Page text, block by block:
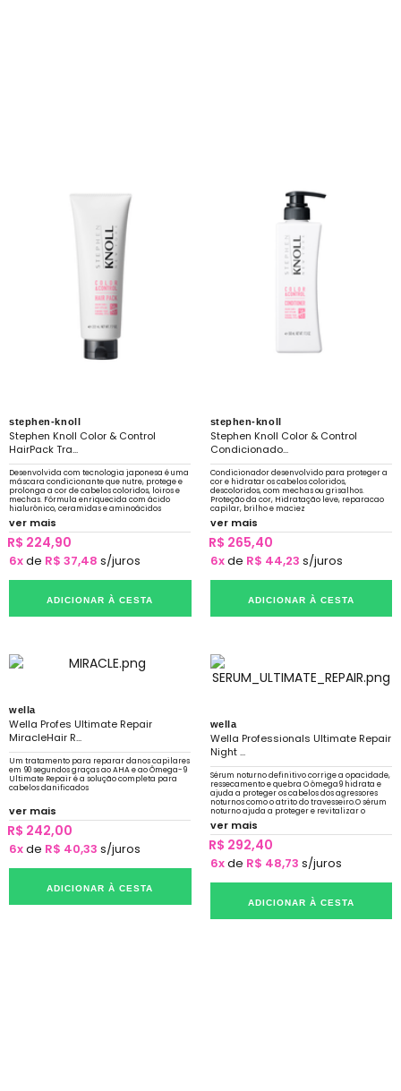
stephen-knoll
Stephen Knoll Color & Control
HairPack Tra...
Desenvolvida com tecnologia japonesa é uma
máscara condicionante que nutre, protege e
prolonga a cor de cabelos coloridos, loiros e
mechas. Fórmula enriquecida com ácido
hialurônico, ceramidas e aminoácidos
ver mais
R$ 224,90
6xde R$ 37,48 s/juros
ADICIONAR À CESTA
stephen-knoll
Stephen Knoll Color & Control
Condicionado...
Condicionador desenvolvido para proteger a
cor e hidratar os cabelos coloridos,
descoloridos, com mechas ou grisalhos.
Proteção da cor, Hidratação leve, reparacao
capilar, brilho e maciez
ver mais
R$ 265,40
6xde R$ 44,23 s/juros
ADICIONAR À CESTA
wella
Wella Profes Ultimate Repair
MiracleHair R...
Um tratamento para reparar danos capilares
em 90 segundos graças ao AHA e ao Ômega-9
Ultimate Repair é a solução completa para
cabelos danificados
ver mais
R$ 242,00
6xde R$ 40,33 s/juros
ADICIONAR À CESTA
wella
Wella Professionals Ultimate Repair
Night ...
Sérum noturno definitivo corrige a opacidade,
ressecamento e quebra O ômega9 hidrata e
ajuda a proteger os cabelos dos agressores
noturnos como o atrito do travesseiro.O sérum
noturno ajuda a proteger e revitalizar o
cabelo enquanto você dorme
ver mais
R$ 292,40
6xde R$ 48,73 s/juros
ADICIONAR À CESTA